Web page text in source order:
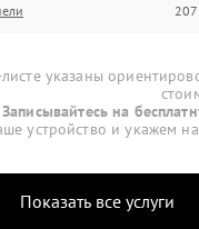
указаны
Записывайтесь на
устройство и укажем на
Показать все услуги